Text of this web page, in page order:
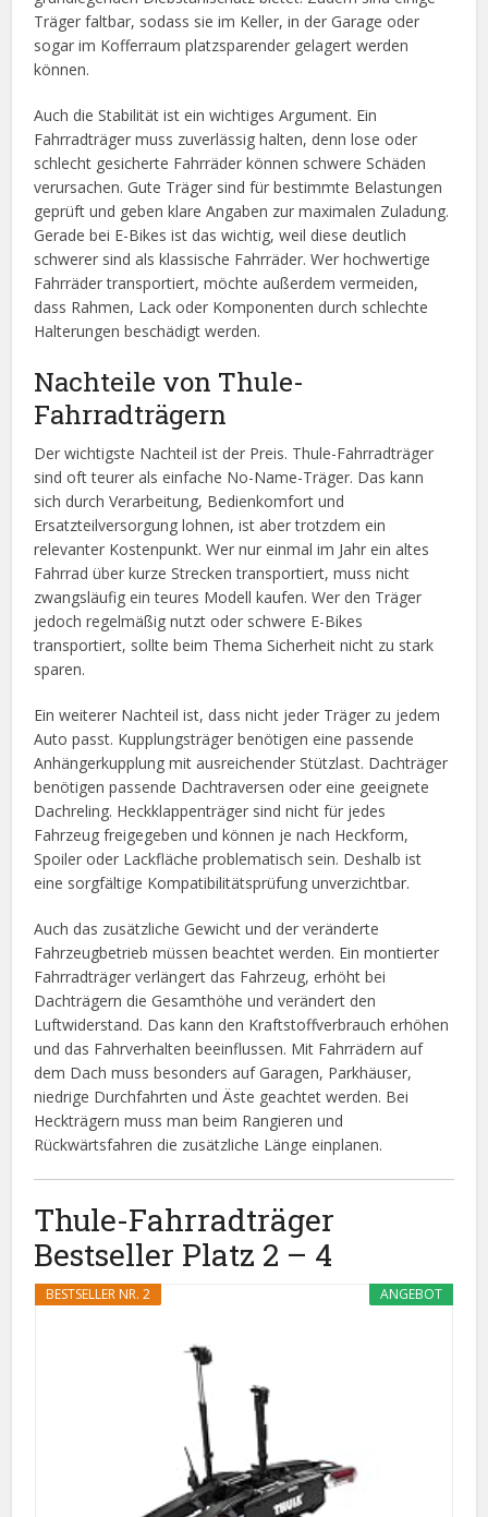
Träger faltbar, sodass sie im Keller, in der Garage oder
sogar im Kofferraum platzsparender gelagert werden
können.
Auch die Stabilität ist ein wichtiges Argument. Ein
Fahrradträger muss zuverlässig halten, denn lose oder
schlecht gesicherte Fahrräder können schwere Schäden
verursachen. Gute Träger sind für bestimmte Belastungen
geprüft und geben klare Angaben zur maximalen Zuladung.
Gerade bei E-Bikes ist das wichtig, weil diese deutlich
schwerer sind als klassische Fahrräder. Wer hochwertige
Fahrräder transportiert, möchte außerdem vermeiden,
dass Rahmen, Lack oder Komponenten durch schlechte
Halterungen beschädigt werden.
Nachteile von Thule-
Fahrradträgern
Der wichtigste Nachteil ist der Preis. Thule-Fahrradträger
sind oft teurer als einfache No-Name-Träger. Das kann
sich durch Verarbeitung, Bedienkomfort und
Ersatzteilversorgung lohnen, ist aber trotzdem ein
relevanter Kostenpunkt. Wer nur einmal im Jahr ein altes
Fahrrad über kurze Strecken transportiert, muss nicht
zwangsläufig ein teures Modell kaufen. Wer den Träger
jedoch regelmäßig nutzt oder schwere E-Bikes
transportiert, sollte beim Thema Sicherheit nicht zu stark
sparen.
Ein weiterer Nachteil ist, dass nicht jeder Träger zu jedem
Auto passt. Kupplungsträger benötigen eine passende
Anhängerkupplung mit ausreichender Stützlast. Dachträger
benötigen passende Dachtraversen oder eine geeignete
Dachreling. Heckklappenträger sind nicht für jedes
Fahrzeug freigegeben und können je nach Heckform,
Spoiler oder Lackfläche problematisch sein. Deshalb ist
eine sorgfältige Kompatibilitätsprüfung unverzichtbar.
Auch das zusätzliche Gewicht und der veränderte
Fahrzeugbetrieb müssen beachtet werden. Ein montierter
Fahrradträger verlängert das Fahrzeug, erhöht bei
Dachträgern die Gesamthöhe und verändert den
Luftwiderstand. Das kann den Kraftstoffverbrauch erhöhen
und das Fahrverhalten beeinflussen. Mit Fahrrädern auf
dem Dach muss besonders auf Garagen, Parkhäuser,
niedrige Durchfahrten und Äste geachtet werden. Bei
Heckträgern muss man beim Rangieren und
Rückwärtsfahren die zusätzliche Länge einplanen.
Thule-Fahrradträger
Bestseller Platz 2 – 4
ANGEBOT
BESTSELLER NR. 2